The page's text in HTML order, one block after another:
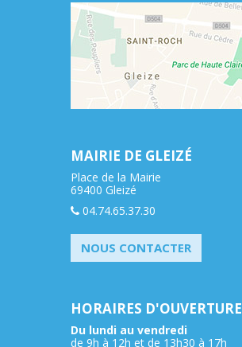
MAIRIE DE GLEIZÉ
Place de la Mairie
69400 Gleizé
04.74.65.37.30
NOUS CONTACTER
HORAIRES D'OUVERTURE
Du lundi au vendredi
de 9h à 12h et de 13h30 à 17h